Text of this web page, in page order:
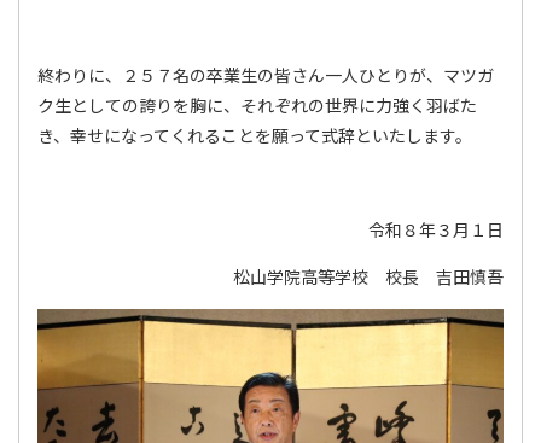
終わりに、２５７名の卒業生の皆さん一人ひとりが、マツガ
ク生としての誇りを胸に、それぞれの世界に力強く羽ばた
き、幸せになってくれることを願って式辞といたします。
令和８年３月１日
松山学院高等学校 校長 吉田慎吾